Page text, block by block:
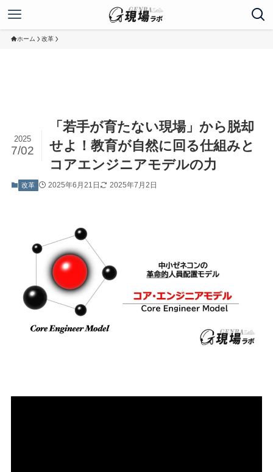
ホーム 改革
「若手が育たない現場」から脱却
せよ！教育が自然に回る仕組みと
コアエンジニアモデルの力
2025
7/02
改革 2025年6月21日 2025年7月2日